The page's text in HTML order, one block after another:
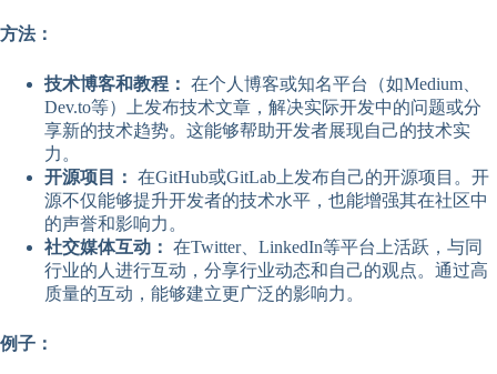
方法：
技术博客和教程： 在个人博客或知名平台（如Medium、
Dev.to等）上发布技术文章，解决实际开发中的问题或分
享新的技术趋势。这能够帮助开发者展现自己的技术实
力。
开源项目： 在GitHub或GitLab上发布自己的开源项目。开
源不仅能够提升开发者的技术水平，也能增强其在社区中
的声誉和影响力。
社交媒体互动： 在Twitter、LinkedIn等平台上活跃，与同
行业的人进行互动，分享行业动态和自己的观点。通过高
质量的互动，能够建立更广泛的影响力。
例子：